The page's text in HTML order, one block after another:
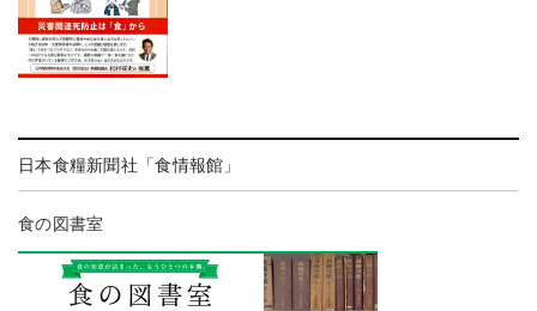
日本食糧新聞社「食情報館」
食の図書室